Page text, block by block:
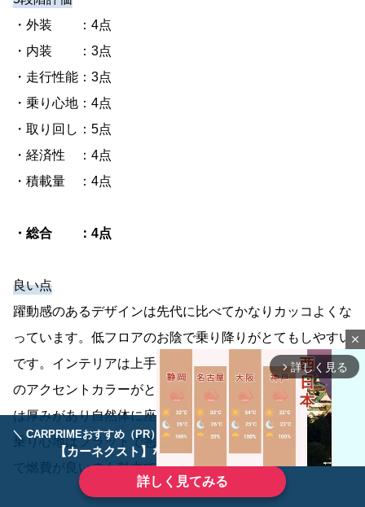
＼ CARPRIMEおすすめ（PR） ／ディーラーで手放すのはもったいない！
【カーネクスト】ならどんなクルマも高価買取
詳しく見てみる
・外装 ：4点
・内装 ：3点
・走行性能：3点
・乗り心地：4点
・取り回し：5点
・経済性 ：4点
・積載量 ：4点
・総合 ：4点
良い点
躍動感のあるデザインは先代に比べてかなりカッコよくな
っています。低フロアのお陰で乗り降りがとてもしやすい
です。インテリアは上手くまとめられていて、オレンジ色
のアクセントカラーがとても洒落ています。サードシート
は厚みがあり自然体に座れるので長距離でも疲れません。
乗り心地はフラットで悪路でも快適に走行出来ます。静か
で燃費が良いのも魅力です。
close
arrow_forward_ios 詳しく見る